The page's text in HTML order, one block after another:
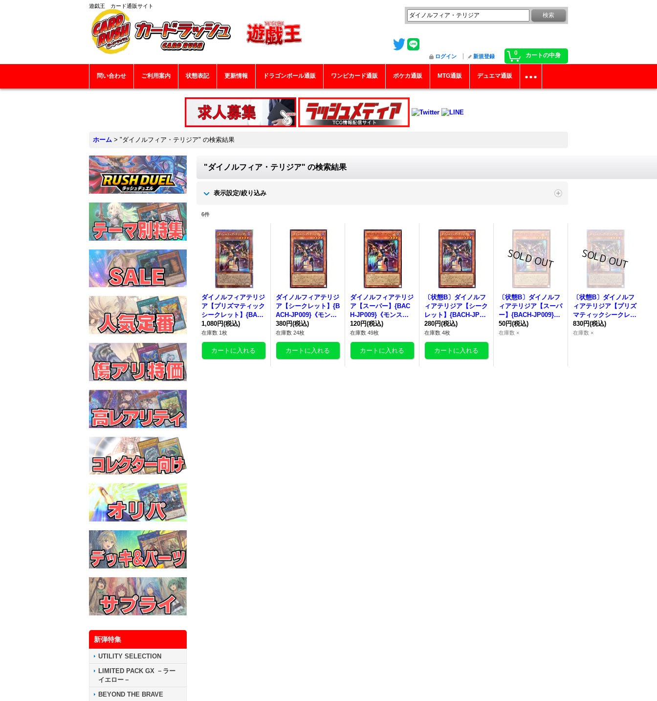
遊戯王 カード通販サイト
0 カートの中身
ログイン 新規登録
問い合わせ ご利用案内 状態表記 更新情報 ドラゴンボール通販 ワンピカード通販 ポケカ通販 MTG通販 デュエマ通販
ホーム > "ダイノルフィア・テリジア" の検索結果
新弾特集
UTILITY SELECTION
LIMITED PACK GX －ラー
イエロー－
BEYOND THE BRAVE
"ダイノルフィア・テリジア" の検索結果
表示設定/絞り込み
6件
ダイノルフィアテリジ
ア【プリズマティック
シークレット】{BAC
H-JP009}《モンスタ
ー》
1,080円(税込)
在庫数 1枚
ダイノルフィアテリジ
ア【シークレット】{B
ACH-JP009}《モンス
ター》
380円(税込)
在庫数 24枚
ダイノルフィアテリジ
ア【スーパー】{BAC
H-JP009}《モンスタ
ー》
120円(税込)
在庫数 49枚
〔状態B〕ダイノルフ
ィアテリジア【シーク
レット】{BACH-JP00
9}《モンスター》
280円(税込)
在庫数 4枚
〔状態B〕ダイノルフ
ィアテリジア【スーパ
ー】{BACH-JP009}
《モンスター》
50円(税込)
在庫数 ×
〔状態B〕ダイノルフ
ィアテリジア【プリズ
マティックシークレッ
ト】{BACH-JP009}
《モンスター》
830円(税込)
在庫数 ×